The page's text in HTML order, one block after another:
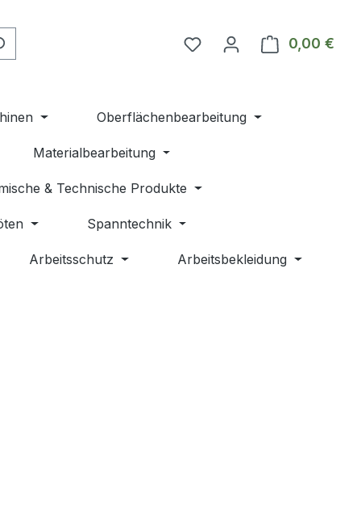
Du hast 0 Produkte auf
0,00 €
Oberflächenbearbeitung
Materialbearbeitung
& Technische Produkte
Spanntechnik
Arbeitsschutz Arbeitsbekleidung